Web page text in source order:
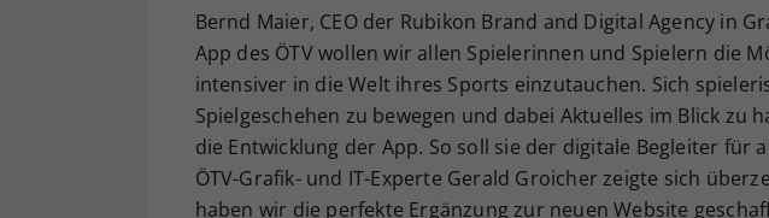
Bernd Maier, CEO der Rubikon Brand and Digital Agency in
App des ÖTV wollen wir allen Spielerinnen und Spielern die
intensiver in die Welt ihres Sports einzutauchen. Sich
Spielgeschehen zu bewegen und dabei Aktuelles im Blick zu
die Entwicklung der App. So soll sie der digitale Begleiter für
ÖTV-Grafik- und IT-Experte Gerald Groicher zeigte sich
haben wir die perfekte Ergänzung zur neuen Website